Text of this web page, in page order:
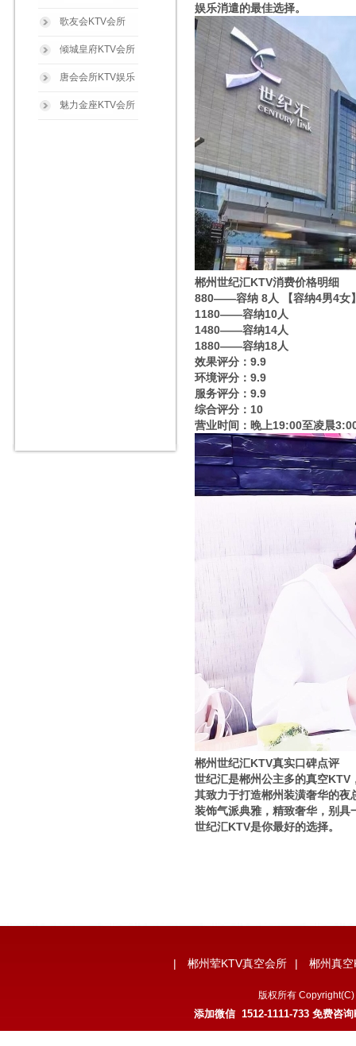
歌友会KTV会所
倾城皇府KTV会所
唐会会所KTV娱乐
魅力金座KTV会所
娱乐消遣的最佳选择。
郴州世纪汇KTV消费价格明细
880——容纳 8人 【容纳4男4女
1180——容纳10人
1480——容纳14人
1880——容纳18人
效果评分：9.9
环境评分：9.9
服务评分：9.9
综合评分：10
营业时间：晚上19:00至凌晨
郴州世纪汇KTV真实口碑点评
世纪汇是郴州公主多的真空KTV
其致力于打造郴州装潢奢华的
装饰气派典雅，精致奢华，别
世纪汇KTV是你最好的选择。
| 郴州荤KTV真空会所 | 郴州真
版权所有
添加微信 1512-1111-733 免费咨